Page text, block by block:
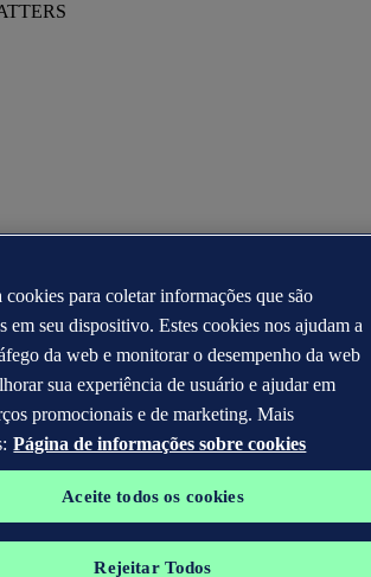
cookies para coletar informações que são
em seu dispositivo. Estes cookies nos ajudam a
da web e monitorar o desempenho da web
sua experiência de usuário e ajudar em
promocionais e de marketing. Mais
Página de informações sobre cookies
Aceite todos os cookies
Rejeitar Todos